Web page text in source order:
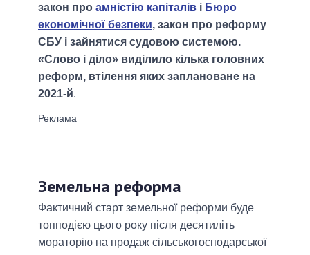
закон про амністію капіталів і Бюро
економічної безпеки, закон про реформу
СБУ і зайнятися судовою системою.
«Слово і діло» виділило кілька головних
реформ, втілення яких заплановане на
2021-й.
Земельна реформа
Фактичний старт земельної реформи буде
топподією цього року після десятиліть
мораторію на продаж сільськогосподарської